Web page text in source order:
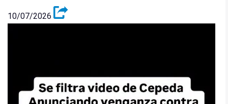
10/07/2026